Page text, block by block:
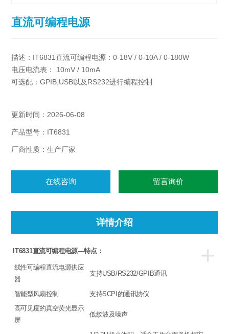
直流可编程电源
描述：IT6831直流可编程电源：0-18V / 0-10A / 0-180W
电压电流表： 10mV / 10mA
可选配：GPIB,USB以及RS232进行编程控制
更新时间：2026-06-08
产品型号：IT6831
厂商性质：生产厂家
在线咨询 留言询价
详情介绍
+
IT6831直流可编程电源—特点：
线性可编程直流电源供应
器
支持USB/RS232/GPIB通讯
智能型风扇控制
支持SCPI的通讯协仪
高可见度的真空荧光显示
屏
低纹波及噪声